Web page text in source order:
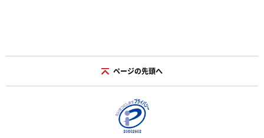
ページの先頭へ